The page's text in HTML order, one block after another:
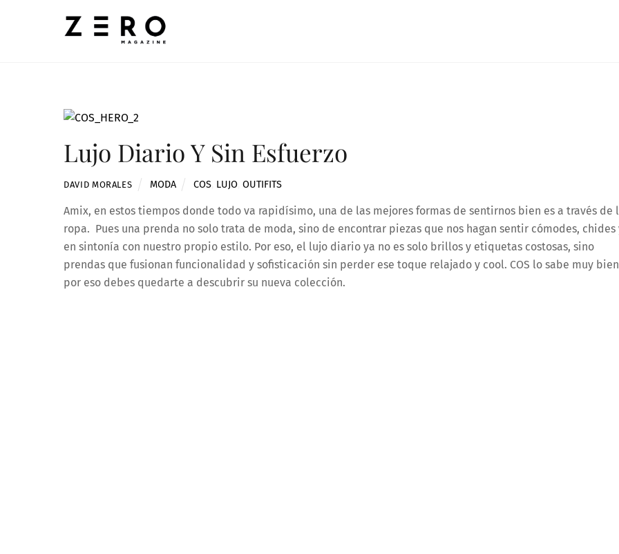
Lujo Diario Y Sin Esfuerzo
DAVID MORALES MODA COS LUJO ,OUTIFITS
Amix, en estos tiempos donde todo va rapidísimo, una de las mejores formas de sentirnos bien es a través de
ropa. Pues una prenda no solo trata de moda, sino de encontrar piezas que nos hagan sentir cómodes, chides
en sintonía con nuestro propio estilo. Por eso, el lujo diario ya no es solo brillos y etiquetas costosas, sino
prendas que fusionan funcionalidad y sofisticación sin perder ese toque relajado y cool. COS lo sabe muy
por eso debes quedarte a descubrir su nueva colección.